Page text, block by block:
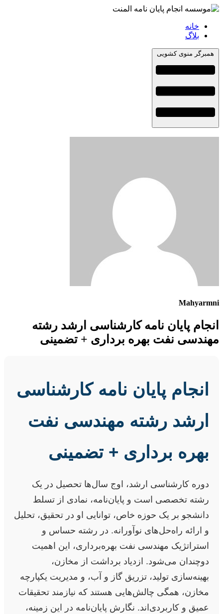
خانه
بلاگ
همبرگر منوی کشویی
Mahyarmni
انجام پایان نامه کارشناسی ارشد رشته
مهندسی نفت بهره برداری + تضمینی
انجام پایان نامه کارشناسی
ارشد رشته مهندسی نفت
بهره برداری + تضمینی
دوره کارشناسی ارشد، اوج سال‌ها تحصیل در یک
رشته تخصصی است و پایان‌نامه، نمادی از تسلط
دانشجو بر یک حوزه خاص، توانایی او در تحقیق، تحلیل
و ارائه راه‌حل‌های نوآورانه. در رشته حساس و
استراتژیک مهندسی نفت بهره‌برداری، این اهمیت
دوچندان می‌شود. ازدیاد برداشت از مخازن،
بهینه‌سازی تولید، تزریق گاز و آب، و مدیریت یکپارچه
مخازن، همگی چالش‌هایی هستند که نیازمند تحقیقات
عمیق و کاربردی‌اند. نگارش پایان‌نامه در این زمینه،